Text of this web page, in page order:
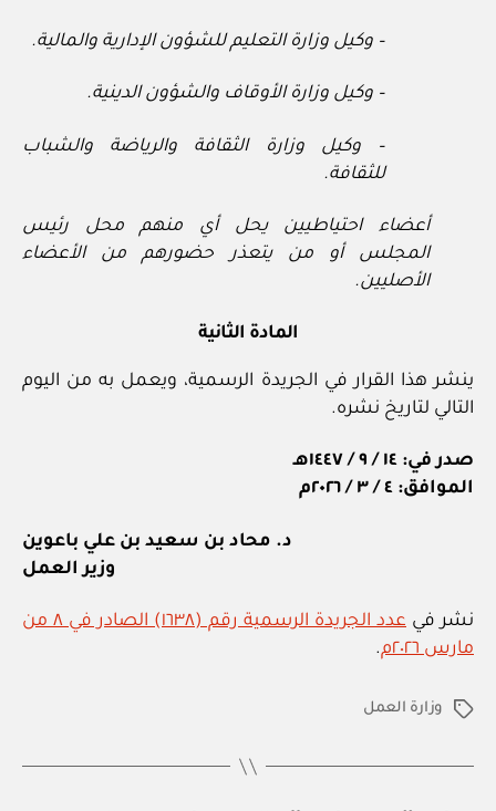
– وكيل وزارة التعليم للشؤون الإدارية والمالية.
– وكيل وزارة الأوقاف والشؤون الدينية.
– وكيل وزارة الثقافة والرياضة والشباب
للثقافة.
أعضاء احتياطيين يحل أي منهم محل رئيس
المجلس أو من يتعذر حضورهم من الأعضاء
الأصليين.
المادة الثانية
ينشر هذا القرار في الجريدة الرسمية، ويعمل به من اليوم
التالي لتاريخ نشره.
صدر في: ١٤ / ٩ / ١٤٤٧هـ
الموافق: ٤ / ٣ / ٢٠٢٦م
د. محاد بن سعيد بن علي باعوين
وزير العمل
نشر في
عدد الجريدة الرسمية رقم (١٦٣٨) الصادر في ٨ من
مارس ٢٠٢٦م
.
الوسوموزارة العمل